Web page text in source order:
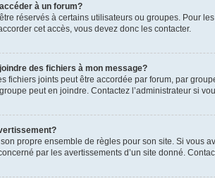
à un forum?
réservés à certains utilisateurs ou groupes. Pour
cet accès, vous devez donc les contacter.
des fichiers à mon message?
fichiers joints peut être accordée par forum, par
peut en joindre. Contactez l’administrateur si
propre ensemble de règles pour son site. Si vous
par les avertissements d’un site donné.